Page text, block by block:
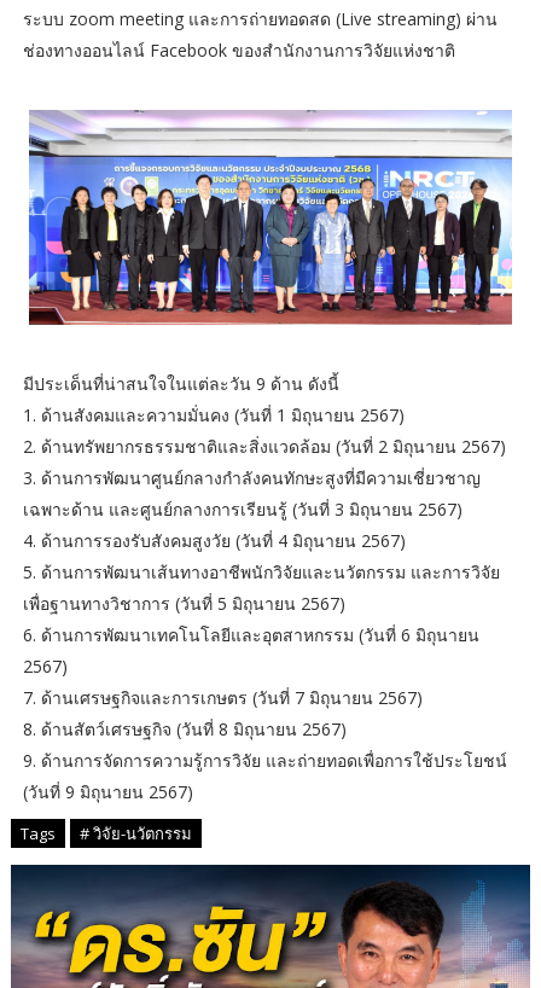
ระบบ zoom meeting และการถ่ายทอดสด (Live streaming) ผ่าน
ช่องทางออนไลน์ Facebook ของสำนักงานการวิจัยแห่งชาติ
มีประเด็นที่น่าสนใจในแต่ละวัน 9 ด้าน ดังนี้
1. ด้านสังคมและความมั่นคง (วันที่ 1 มิถุนายน 2567)
2. ด้านทรัพยากรธรรมชาติและสิ่งแวดล้อม (วันที่ 2 มิถุนายน 2567)
3. ด้านการพัฒนาศูนย์กลางกำลังคนทักษะสูงที่มีความเชี่ยวชาญ
เฉพาะด้าน และศูนย์กลางการเรียนรู้ (วันที่ 3 มิถุนายน 2567)
4. ด้านการรองรับสังคมสูงวัย (วันที่ 4 มิถุนายน 2567)
5. ด้านการพัฒนาเส้นทางอาชีพนักวิจัยและนวัตกรรม และการวิจัย
เพื่อฐานทางวิชาการ (วันที่ 5 มิถุนายน 2567)
6. ด้านการพัฒนาเทคโนโลยีและอุตสาหกรรม (วันที่ 6 มิถุนายน
2567)
7. ด้านเศรษฐกิจและการเกษตร (วันที่ 7 มิถุนายน 2567)
8. ด้านสัตว์เศรษฐกิจ (วันที่ 8 มิถุนายน 2567)
9. ด้านการจัดการความรู้การวิจัย และถ่ายทอดเพื่อการใช้ประโยชน์
(วันที่ 9 มิถุนายน 2567)
Tags # วิจัย-นวัตกรรม